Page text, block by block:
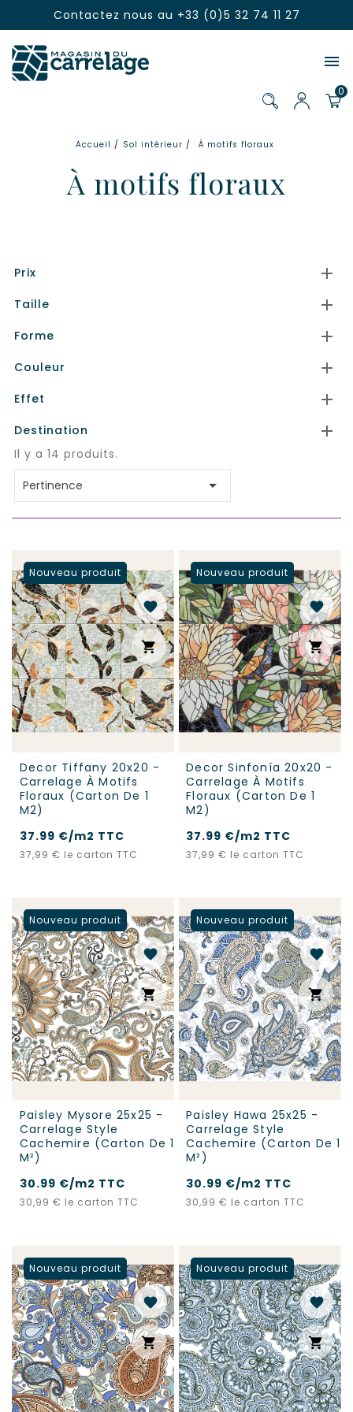
Contactez nous au +33 (0)5 32 74 11 27

0
Accueil Sol intérieur À motifs floraux
À motifs floraux
Prix 
Taille 
Forme 
Couleur 
Effet 
Destination 
Il y a 14 produits.
Pertinence

Nouveau produit
Decor Tiffany 20x20 -
Carrelage À Motifs
Floraux (carton De 1
M2)
37.99 €/m2 TTC
37,99 € le carton TTC
favorite
shopping_cart
Nouveau produit
Decor Sinfonía 20x20 -
Carrelage À Motifs
Floraux (carton De 1
M2)
37.99 €/m2 TTC
37,99 € le carton TTC
favorite
shopping_cart
Nouveau produit
Paisley Mysore 25x25 -
Carrelage Style
Cachemire (carton De 1
M²)
30.99 €/m2 TTC
30,99 € le carton TTC
favorite
shopping_cart
Nouveau produit
Paisley Hawa 25x25 -
Carrelage Style
Cachemire (carton De 1
M²)
30.99 €/m2 TTC
30,99 € le carton TTC
favorite
shopping_cart
Nouveau produit
favorite
shopping_cart
Nouveau produit
favorite
shopping_cart